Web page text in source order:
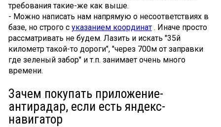
требования такие-же как выше.
- Можно написать нам напрямую о несоответствиях в
базе, но строго с указанием координат. Иначе просто
рассматривать не будем. Лазить и искать "35й
километр такой-то дороги", "через 700м от заправки
где зеленый забор" и т.п. занимает очень много
времени.
Зачем покупать приложение-
антирадар, если есть яндекс-
навигатор